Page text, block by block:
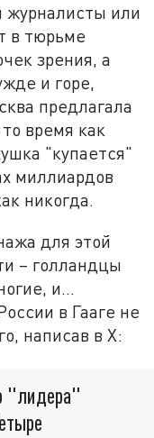
журналисты или
в тюрьме
зрения, а
и горе,
предлагала
время как
"купается"
миллиардов
никогда.
для этой
– голландцы
и…
в Гааге не
написав в Х:
"лидера"